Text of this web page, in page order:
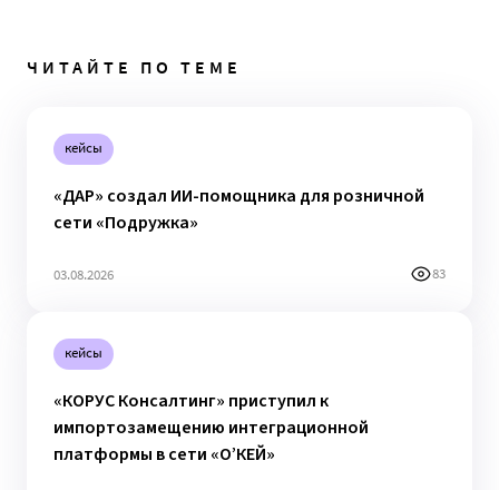
ЧИТАЙТЕ ПО ТЕМЕ
кейсы
«ДАР» создал ИИ-помощника для розничной
сети «Подружка»
03.08.2026 83
кейсы
«КОРУС Консалтинг» приступил к
импортозамещению интеграционной
платформы в сети «О’КЕЙ»